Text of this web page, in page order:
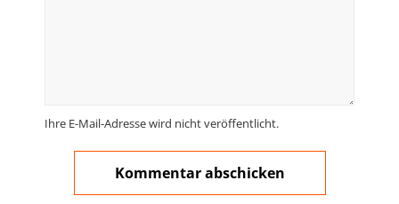
Ihre E-Mail-Adresse wird nicht veröffentlicht.